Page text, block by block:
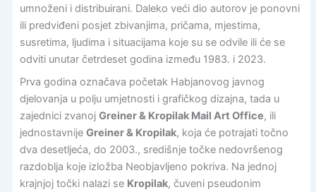
umnoženi i distribuirani. Daleko veći dio autorov je ponovni
ili predviđeni posjet zbivanjima, pričama, mjestima,
susretima, ljudima i situacijama koje su se odvile ili će se
odviti unutar četrdeset godina između 1983. i 2023.
Prva godina označava početak Habjanovog javnog
djelovanja u polju umjetnosti i grafičkog dizajna, tada u
zajednici zvanoj Greiner & Kropilak Mail Art Office, ili
jednostavnije Greiner & Kropilak, koja će potrajati točno
dva desetljeća, do 2003., središnje točke nedovršenog
razdoblja koje izložba Neobjavljeno pokriva. Na jednoj
krajnjoj točki nalazi se Kropilak, čuveni pseudonim